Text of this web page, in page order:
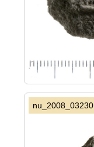
nu_2008_03230